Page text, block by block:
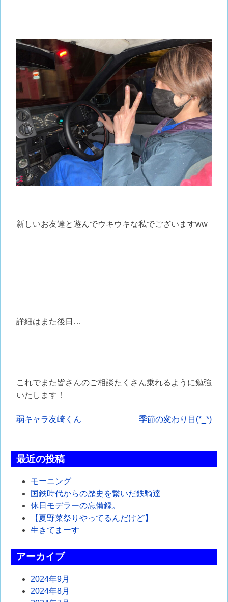
新しいお友達と遊んでウキウキな私でございますww
詳細はまた後日…
これでまた皆さんのご相談たくさん乗れるように勉強
いたします！
投
ナ
ビ
ゲ
ー
シ
ョ
ン
弱キャラ友崎くん 季節の変わり目(*_*)
最近の投稿
モーニング
国鉄時代からの歴史を繋いだ鉄騎達
休日モデラーの忘備録。
【夏野菜祭りやってるんだけど】
生きてまーす
アーカイブ
2024年9月
2024年8月